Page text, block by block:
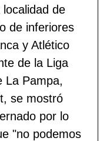
de
de inferiores
y Atlético
de la Liga
La Pampa,
se mostró
por lo
"no podemos